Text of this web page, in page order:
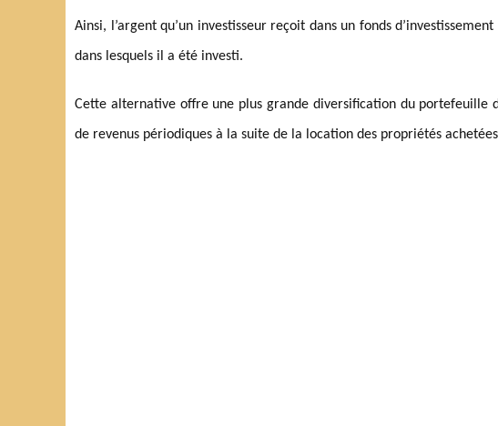
Ainsi, l’argent qu’un investisseur reçoit dans un fonds
dans lesquels il a été investi.
Cette alternative offre une plus grande diversification du portefeuille
de revenus périodiques à la suite de la location des propriétés